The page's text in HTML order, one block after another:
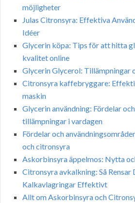
möjligheter
Julas Citronsyra: Effektiva
Idéer
Glycerin köpa: Tips för att hitta
kvalitet online
Glycerin Glycerol: Tillämpningar
Citronsyra kaffebryggare:
maskin
Glycerin användning: Fördelar
tillämpningar i vardagen
Fördelar och
och citronsyra
Askorbinsyra äppelmos: Nytta
Citronsyra avkalkning: Så Rensar
Kalkavlagringar Effektivt
Allt om Askorbinsyra och